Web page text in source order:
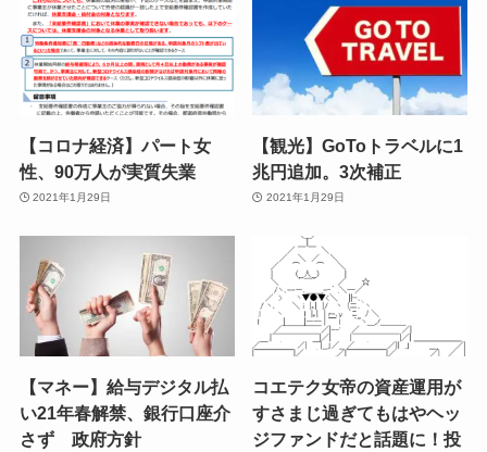
【コロナ経済】パート女
性、90万人が実質失業
2021年1月29日
【観光】GoToトラベルに1
兆円追加。3次補正
2021年1月29日
【マネー】給与デジタル払
い21年春解禁、銀行口座介
さず 政府方針
コエテク女帝の資産運用が
すさまじ過ぎてもはやヘッ
ジファンドだと話題に！投